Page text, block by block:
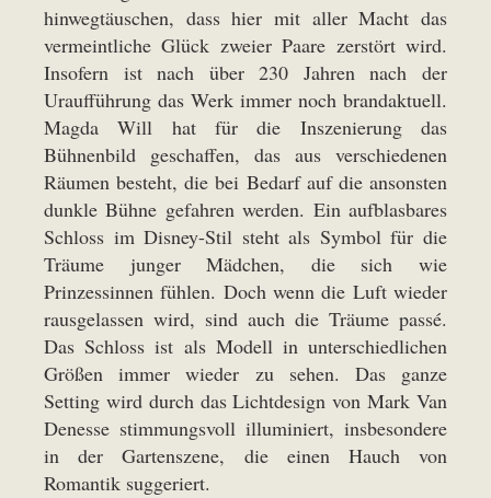
hinwegtäuschen, dass hier mit aller Macht das
vermeintliche Glück zweier Paare zerstört wird.
Insofern ist nach über 230 Jahren nach der
Uraufführung das Werk immer noch brandaktuell.
Magda Will hat für die Inszenierung das
Bühnenbild geschaffen, das aus verschiedenen
Räumen besteht, die bei Bedarf auf die ansonsten
dunkle Bühne gefahren werden. Ein aufblasbares
Schloss im Disney-Stil steht als Symbol für die
Träume junger Mädchen, die sich wie
Prinzessinnen fühlen. Doch wenn die Luft wieder
rausgelassen wird, sind auch die Träume passé.
Das Schloss ist als Modell in unterschiedlichen
Größen immer wieder zu sehen. Das ganze
Setting wird durch das Lichtdesign von Mark Van
Denesse stimmungsvoll illuminiert, insbesondere
in der Gartenszene, die einen Hauch von
Romantik suggeriert.